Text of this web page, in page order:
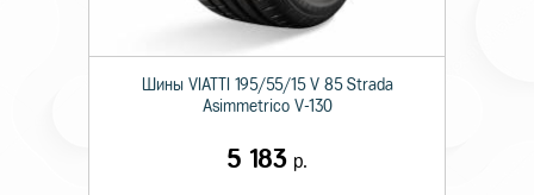
Шины VIATTI 195/55/15 V 85 Strada
Asimmetriсo V-130
5 183 р.